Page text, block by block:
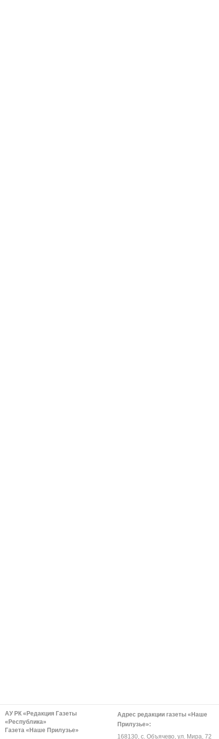
АУ РК «Редакция Газеты
«Республика»
Газета «Наше Прилузье»
Адрес редакции газеты «Наше
Прилузье»:
168130, с. Объячево, ул. Мира, 72